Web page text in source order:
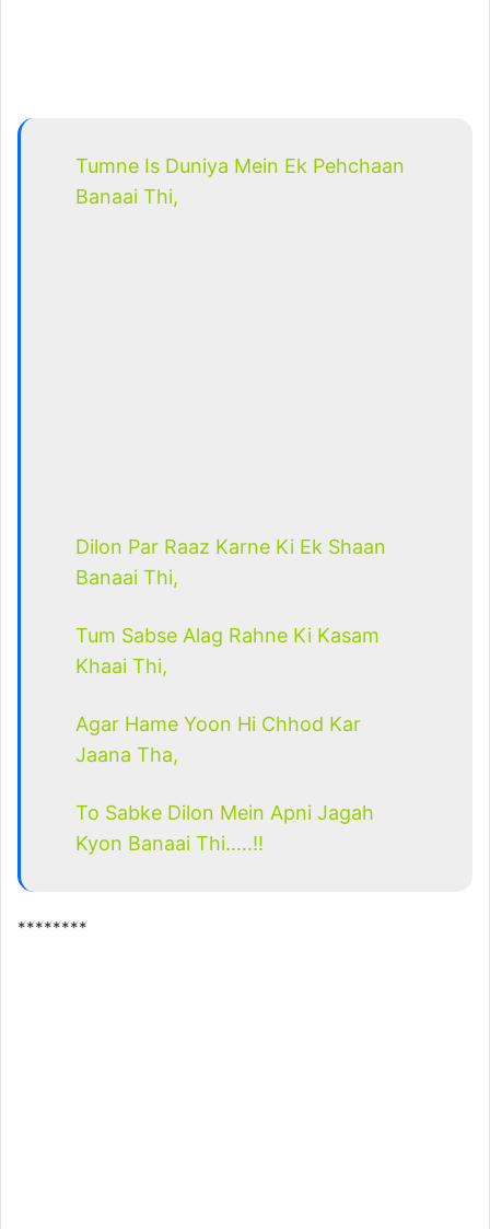
Tumne Is Duniya Mein Ek Pehchaan
Banaai Thi,
Dilon Par Raaz Karne Ki Ek Shaan
Banaai Thi,
Tum Sabse Alag Rahne Ki Kasam
Khaai Thi,
Agar Hame Yoon Hi Chhod Kar
Jaana Tha,
To Sabke Dilon Mein Apni Jagah
Kyon Banaai Thi…..!!
********